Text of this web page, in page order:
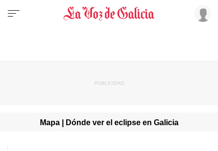
Mapa | Dónde ver el eclipse en Galicia